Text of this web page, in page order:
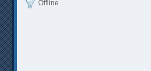
Offline